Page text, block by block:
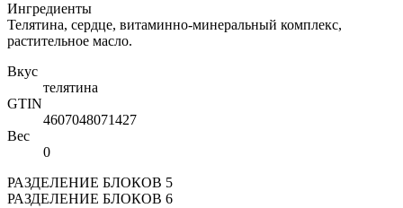
Ингредиенты
Телятина, сердце, витаминно-минеральный комплекс,
растительное масло.
Вкус
телятина
GTIN
4607048071427
Вес
0
РАЗДЕЛЕНИЕ БЛОКОВ 5
РАЗДЕЛЕНИЕ БЛОКОВ 6